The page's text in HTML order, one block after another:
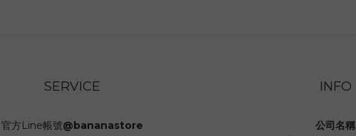
SERVICE
官方Line帳號@bananastore
INFO
公司名稱